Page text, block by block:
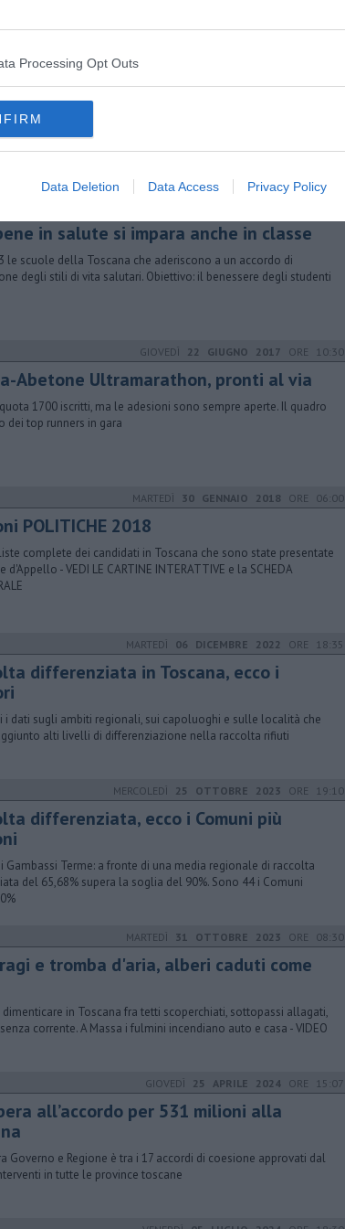
Processing Opt Outs
Data Deletion Data Access Privacy Policy
in zone climatiche. Tutti i dettagli per la Toscana
GIOVEDÌ
predatori, 65mila capi di bestiame
in 10 anni
subita da un allevatore toscano, i suoi colleghi
Gli assalti hanno portato alla chiusura di 800 stalle
in salute si impara anche in classe
le scuole della Toscana che aderiscono a un accordo di
degli stili di vita salutari. Obiettivo: il benessere degli studenti
GIOVEDÌ 22 GIUGNO 2017 ORE 10:30
Abetone Ultramarathon, pronti al via
1700 iscritti, ma le adesioni sono sempre aperte. Il quadro
dei top runners in gara
MARTEDÌ 30 GENNAIO 2018 ORE 06:00
POLITICHE 2018
complete dei candidati in Toscana che sono state presentate
d'Appello - VEDI LE CARTINE INTERATTIVE e la SCHEDA
MARTEDÌ 06 DICEMBRE 2022 ORE 18:35
differenziata in Toscana, ecco i
i dati sugli ambiti regionali, sui capoluoghi e sulle località che
alti livelli di differenziazione nella raccolta rifiuti
MERCOLEDÌ 25 OTTOBRE 2023 ORE 19:10
differenziata, ecco i Comuni più
Gambassi Terme: a fronte di una media regionale di raccolta
del 65,68% supera la soglia del 90%. Sono 44 i Comuni
MARTEDÌ 31 OTTOBRE 2023 ORE 08:30
e tromba d'aria, alberi caduti come
in Toscana fra tetti scoperchiati, sottopassi allagati,
corrente. A Massa i fulmini incendiano auto e casa - VIDEO
GIOVEDÌ 25 APRILE 2024 ORE 15:07
all’accordo per 531 milioni alla
Governo e Regione è tra i 17 accordi di coesione approvati dal
in tutte le province toscane